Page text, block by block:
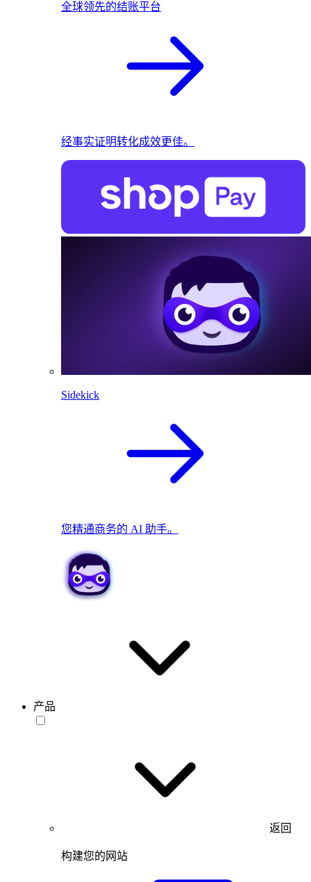
全球领先的结账平台
经事实证明转化成效更佳。
Sidekick
您精通商务的 AI 助手。
产品
返回
构建您的网站